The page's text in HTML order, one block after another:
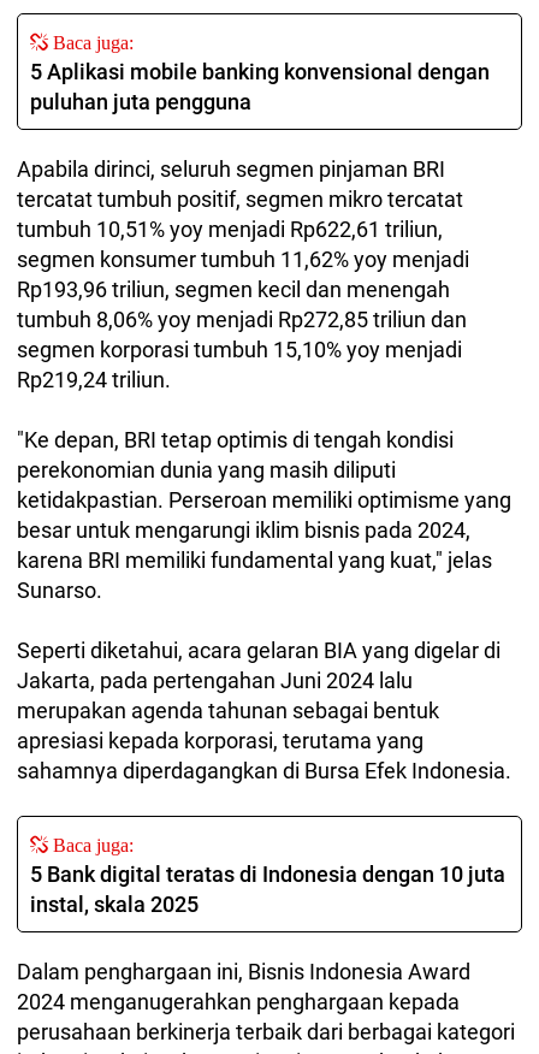
Baca juga:
5 Aplikasi mobile banking konvensional dengan
puluhan juta pengguna
Apabila dirinci, seluruh segmen pinjaman BRI
tercatat tumbuh positif, segmen mikro tercatat
tumbuh 10,51% yoy menjadi Rp622,61 triliun,
segmen konsumer tumbuh 11,62% yoy menjadi
Rp193,96 triliun, segmen kecil dan menengah
tumbuh 8,06% yoy menjadi Rp272,85 triliun dan
segmen korporasi tumbuh 15,10% yoy menjadi
Rp219,24 triliun.
"Ke depan, BRI tetap optimis di tengah kondisi
perekonomian dunia yang masih diliputi
ketidakpastian. Perseroan memiliki optimisme yang
besar untuk mengarungi iklim bisnis pada 2024,
karena BRI memiliki fundamental yang kuat," jelas
Sunarso.
Seperti diketahui, acara gelaran BIA yang digelar di
Jakarta, pada pertengahan Juni 2024 lalu
merupakan agenda tahunan sebagai bentuk
apresiasi kepada korporasi, terutama yang
sahamnya diperdagangkan di Bursa Efek Indonesia.
Baca juga:
5 Bank digital teratas di Indonesia dengan 10 juta
instal, skala 2025
Dalam penghargaan ini, Bisnis Indonesia Award
2024 menganugerahkan penghargaan kepada
perusahaan berkinerja terbaik dari berbagai kategori